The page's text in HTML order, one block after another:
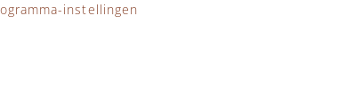
instellingen